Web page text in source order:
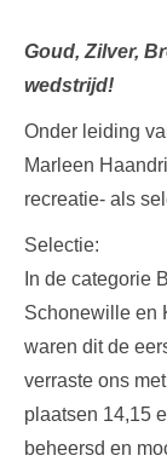
Goud, Zilver,
wedstrijd!
Onder leiding
Marleen
recreatie- als
Selectie:
In de categorie
Schonewille en
waren dit de
verraste ons
plaatsen 14,15
beheersd en